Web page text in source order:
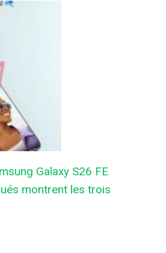
Galaxy S26 FE
montrent les trois